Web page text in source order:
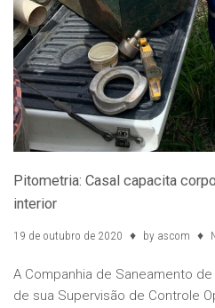
Pitometria: Casal capacita
interior
19 de outubro de 2020 by ascom
A Companhia de Saneamento
de sua Supervisão de Controle